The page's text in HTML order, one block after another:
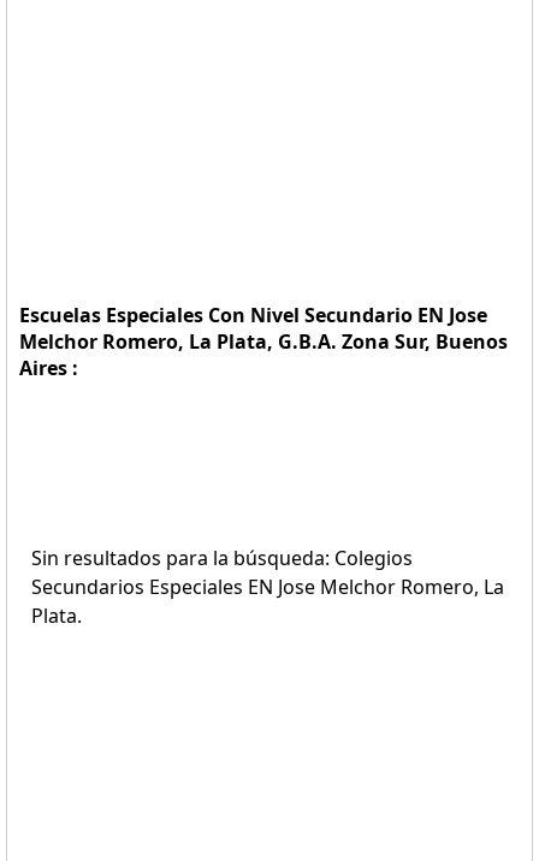
Escuelas Especiales Con Nivel Secundario EN Jose
Melchor Romero, La Plata, G.B.A. Zona Sur, Buenos
Aires :
Sin resultados para la búsqueda: Colegios
Secundarios Especiales EN Jose Melchor Romero, La
Plata.